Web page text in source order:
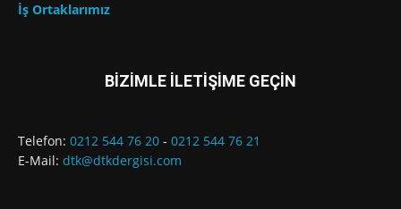
İş Ortaklarımız
BİZİMLE İLETİŞİME GEÇİN
Telefon: 0212 544 76 20 - 0212 544 76 21
E-Mail: dtk@dtkdergisi.com